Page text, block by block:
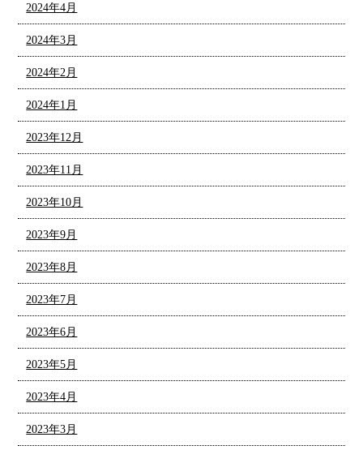
2024年4月
2024年3月
2024年2月
2024年1月
2023年12月
2023年11月
2023年10月
2023年9月
2023年8月
2023年7月
2023年6月
2023年5月
2023年4月
2023年3月